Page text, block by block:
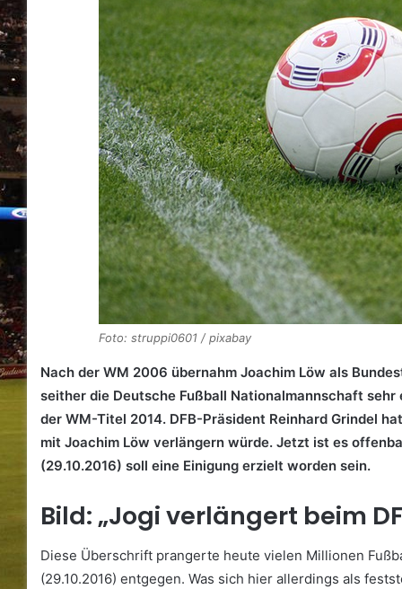
Foto: struppi0601 / pixabay
Nach der WM 2006 übernahm Joachim Löw als
seither die Deutsche Fußball Nationalmannschaft
der WM-Titel 2014. DFB-Präsident Reinhard Grindel
mit Joachim Löw verlängern würde. Jetzt ist es
(29.10.2016) soll eine Einigung erzielt worden sein.
Bild: „Jogi verlängert beim
Diese Überschrift prangerte heute vielen Millionen
(29.10.2016) entgegen. Was sich hier allerdings als